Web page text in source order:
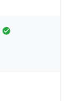
check_circle